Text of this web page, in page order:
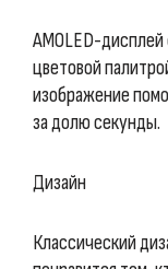
AMOLED-
цветовой
изображение
за долю секунды.
Дизайн
Классический